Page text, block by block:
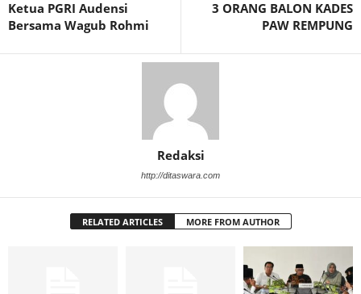
Ketua PGRI Audensi
Bersama Wagub Rohmi
3 ORANG BALON KADES
PAW REMPUNG
Redaksi
http://ditaswara.com
RELATED ARTICLES MORE FROM AUTHOR